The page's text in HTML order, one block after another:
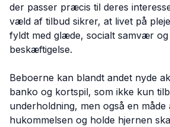
der passer præcis til deres
væld af tilbud sikrer, at livet på
fyldt med glæde, socialt samvær og
beskæftigelse.
Beboerne kan blandt andet nyde
banko og kortspil, som ikke kun
underholdning, men også en
hukommelsen og holde hjernen